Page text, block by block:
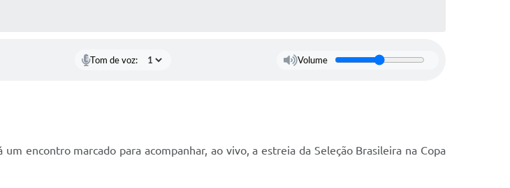
Tom de voz: Volume
encontro marcado para acompanhar, ao vivo, a estreia da Seleção Brasileira na Copa